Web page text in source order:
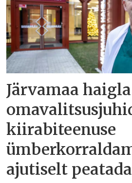
Järvamaa
kiirabiteenuse
ajutiselt peatada